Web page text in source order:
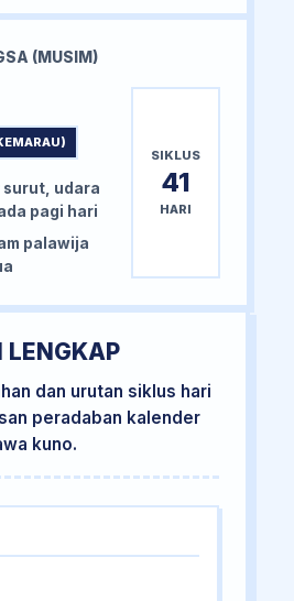
(MUSIM)
surut, udara
pagi hari
palawija
SIKLUS
41
HARI
LENGKAP
dan urutan siklus hari
peradaban kalender
kuno.